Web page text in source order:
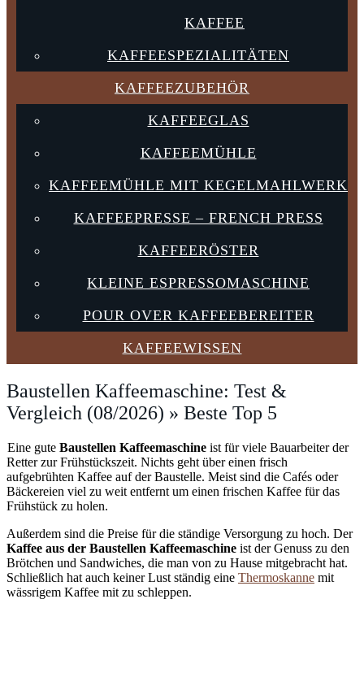
KAFFEE
KAFFEESPEZIALITÄTEN
KAFFEEZUBEHÖR
KAFFEEGLAS
KAFFEEMÜHLE
KAFFEEMÜHLE MIT KEGELMAHLWERK
KAFFEEPRESSE – FRENCH PRESS
KAFFEERÖSTER
KLEINE ESPRESSOMASCHINE
POUR OVER KAFFEEBEREITER
KAFFEEWISSEN
Baustellen Kaffeemaschine: Test &
Vergleich (08/2026) » Beste Top 5
Eine gute Baustellen Kaffeemaschine ist für viele Bauarbeiter der
Retter zur Frühstückszeit. Nichts geht über einen frisch
aufgebrühten Kaffee auf der Baustelle. Meist sind die Cafés oder
Bäckereien viel zu weit entfernt um einen frischen Kaffee für das
Frühstück zu holen.
Außerdem sind die Preise für die ständige Versorgung zu hoch. Der
Kaffee aus der Baustellen Kaffeemaschine ist der Genuss zu den
Brötchen und Sandwiches, die man von zu Hause mitgebracht hat.
Schließlich hat auch keiner Lust ständig eine Thermoskanne mit
wässrigem Kaffee mit zu schleppen.